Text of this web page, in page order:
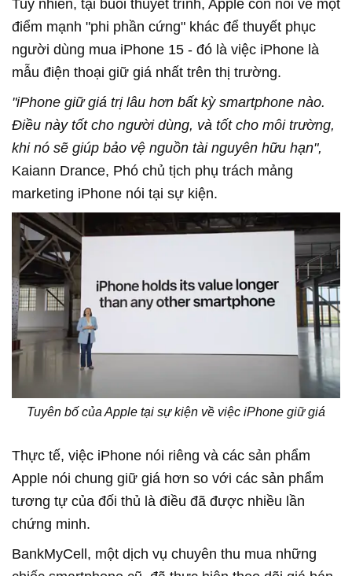
Tuy nhiên, tại buổi thuyết trình, Apple còn nói về một
điểm mạnh "phi phần cứng" khác để thuyết phục
người dùng mua iPhone 15 - đó là việc iPhone là
mẫu điện thoại giữ giá nhất trên thị trường.
"iPhone giữ giá trị lâu hơn bất kỳ smartphone nào.
Điều này tốt cho người dùng, và tốt cho môi trường,
khi nó sẽ giúp bảo vệ nguồn tài nguyên hữu hạn",
Kaiann Drance, Phó chủ tịch phụ trách mảng
marketing iPhone nói tại sự kiện.
Tuyên bố của Apple tại sự kiện về việc iPhone giữ giá
Thực tế, việc iPhone nói riêng và các sản phẩm
Apple nói chung giữ giá hơn so với các sản phẩm
tương tự của đối thủ là điều đã được nhiều lần
chứng minh.
BankMyCell, một dịch vụ chuyên thu mua những